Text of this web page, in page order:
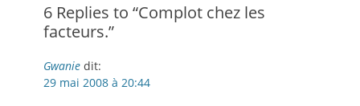
6 Replies to “Complot chez les
facteurs.”
Gwanie dit:
29 mai 2008 à 20:44